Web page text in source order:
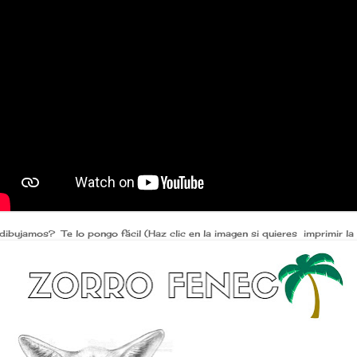
Te lo pongo fácil (Haz clic en la imagen si quieres imprimir la